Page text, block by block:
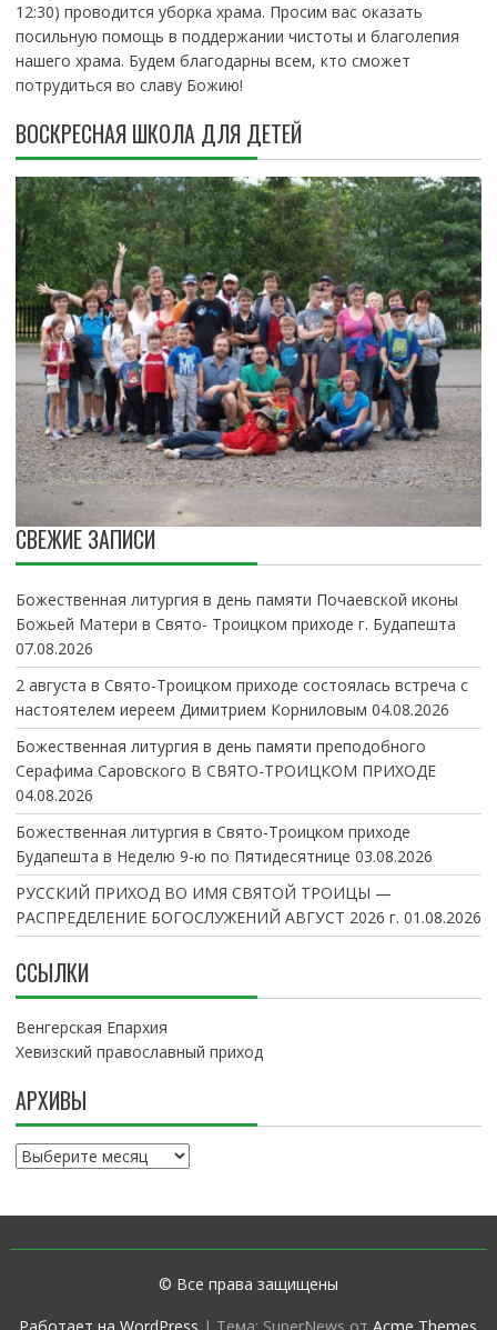
12:30) проводится уборка храма. Просим вас оказать
посильную помощь в поддержании чистоты и благолепия
нашего храма. Будем благодарны всем, кто сможет
потрудиться во славу Божию!
ВОСКРЕСНАЯ ШКОЛА ДЛЯ ДЕТЕЙ
СВЕЖИЕ ЗАПИСИ
Божественная литургия в день памяти Почаевской иконы
Божьей Матери в Свято- Троицком приходе г. Будапешта
07.08.2026
2 августа в Свято-Троицком приходе состоялась встреча с
настоятелем иереем Димитрием Корниловым 04.08.2026
Божественная литургия в день памяти преподобного
Серафима Саровского В СВЯТО-ТРОИЦКОМ ПРИХОДЕ
04.08.2026
Божественная литургия в Свято-Троицком приходе
Будапешта в Неделю 9-ю по Пятидесятнице 03.08.2026
РУССКИЙ ПРИХОД ВО ИМЯ СВЯТОЙ ТРОИЦЫ —
РАСПРЕДЕЛЕНИЕ БОГОСЛУЖЕНИЙ АВГУСТ 2026 г. 01.08.2026
ССЫЛКИ
Венгерская Епархия
Хевизский православный приход
АРХИВЫ
А
в
© Все права защищены